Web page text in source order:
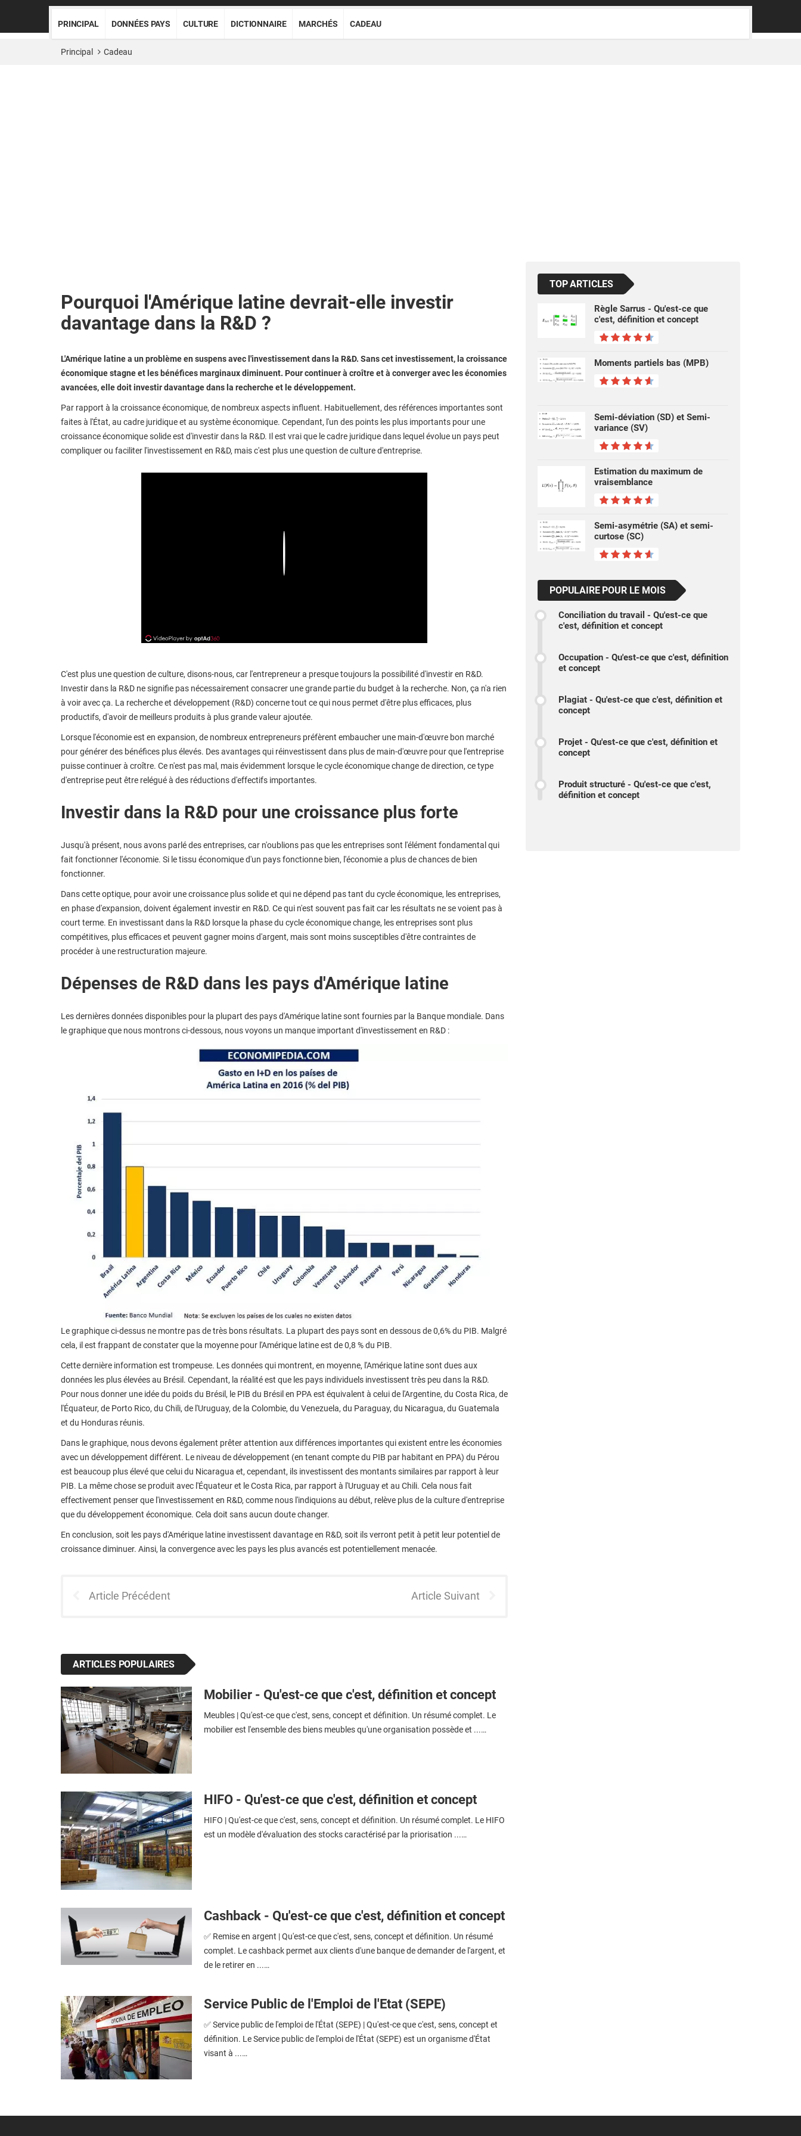
PRINCIPAL DONNÉES PAYS CULTURE DICTIONNAIRE MARCHÉS CADEAU
Principal Cadeau
Pourquoi l'Amérique latine devrait-elle investir
davantage dans la R&D ?
L'Amérique latine a un problème en suspens avec l'investissement dans la R&D. Sans cet investissement, la croissance
économique stagne et les bénéfices marginaux diminuent. Pour continuer à croître et à converger avec les économies
avancées, elle doit investir davantage dans la recherche et le développement.
Par rapport à la croissance économique, de nombreux aspects influent. Habituellement, des références importantes sont
faites à l'État, au cadre juridique et au système économique. Cependant, l'un des points les plus importants pour une
croissance économique solide est d'investir dans la R&D. Il est vrai que le cadre juridique dans lequel évolue un pays peut
compliquer ou faciliter l'investissement en R&D, mais c'est plus une question de culture d'entreprise.
C'est plus une question de culture, disons-nous, car l'entrepreneur a presque toujours la possibilité d'investir en R&D.
Investir dans la R&D ne signifie pas nécessairement consacrer une grande partie du budget à la recherche. Non, ça n'a rien
à voir avec ça. La recherche et développement (R&D) concerne tout ce qui nous permet d'être plus efficaces, plus
productifs, d'avoir de meilleurs produits à plus grande valeur ajoutée.
Lorsque l'économie est en expansion, de nombreux entrepreneurs préfèrent embaucher une main-d'œuvre bon marché
pour générer des bénéfices plus élevés. Des avantages qui réinvestissent dans plus de main-d'œuvre pour que l'entreprise
puisse continuer à croître. Ce n'est pas mal, mais évidemment lorsque le cycle économique change de direction, ce type
d'entreprise peut être relégué à des réductions d'effectifs importantes.
Investir dans la R&D pour une croissance plus forte
Jusqu'à présent, nous avons parlé des entreprises, car n'oublions pas que les entreprises sont l'élément fondamental qui
fait fonctionner l'économie. Si le tissu économique d'un pays fonctionne bien, l'économie a plus de chances de bien
fonctionner.
Dans cette optique, pour avoir une croissance plus solide et qui ne dépend pas tant du cycle économique, les entreprises,
en phase d'expansion, doivent également investir en R&D. Ce qui n'est souvent pas fait car les résultats ne se voient pas à
court terme. En investissant dans la R&D lorsque la phase du cycle économique change, les entreprises sont plus
compétitives, plus efficaces et peuvent gagner moins d'argent, mais sont moins susceptibles d'être contraintes de
procéder à une restructuration majeure.
Dépenses de R&D dans les pays d'Amérique latine
Les dernières données disponibles pour la plupart des pays d'Amérique latine sont fournies par la Banque mondiale. Dans
le graphique que nous montrons ci-dessous, nous voyons un manque important d'investissement en R&D :
Le graphique ci-dessus ne montre pas de très bons résultats. La plupart des pays sont en dessous de 0,6% du PIB. Malgré
cela, il est frappant de constater que la moyenne pour l'Amérique latine est de 0,8 % du PIB.
Cette dernière information est trompeuse. Les données qui montrent, en moyenne, l'Amérique latine sont dues aux
données les plus élevées au Brésil. Cependant, la réalité est que les pays individuels investissent très peu dans la R&D.
Pour nous donner une idée du poids du Brésil, le PIB du Brésil en PPA est équivalent à celui de l'Argentine, du Costa Rica, de
l'Équateur, de Porto Rico, du Chili, de l'Uruguay, de la Colombie, du Venezuela, du Paraguay, du Nicaragua, du Guatemala
et du Honduras réunis.
Dans le graphique, nous devons également prêter attention aux différences importantes qui existent entre les économies
avec un développement différent. Le niveau de développement (en tenant compte du PIB par habitant en PPA) du Pérou
est beaucoup plus élevé que celui du Nicaragua et, cependant, ils investissent des montants similaires par rapport à leur
PIB. La même chose se produit avec l'Équateur et le Costa Rica, par rapport à l'Uruguay et au Chili. Cela nous fait
effectivement penser que l'investissement en R&D, comme nous l'indiquions au début, relève plus de la culture d'entreprise
que du développement économique. Cela doit sans aucun doute changer.
En conclusion, soit les pays d'Amérique latine investissent davantage en R&D, soit ils verront petit à petit leur potentiel de
croissance diminuer. Ainsi, la convergence avec les pays les plus avancés est potentiellement menacée.
Article Précédent Article Suivant
ARTICLES POPULAIRES
Mobilier - Qu'est-ce que c'est, définition et concept
Meubles | Qu'est-ce que c'est, sens, concept et définition. Un résumé complet. Le
mobilier est l'ensemble des biens meubles qu'une organisation possède et ...…
HIFO - Qu'est-ce que c'est, définition et concept
HIFO | Qu'est-ce que c'est, sens, concept et définition. Un résumé complet. Le HIFO
est un modèle d'évaluation des stocks caractérisé par la priorisation ...…
Cashback - Qu'est-ce que c'est, définition et concept
✅ Remise en argent | Qu'est-ce que c'est, sens, concept et définition. Un résumé
complet. Le cashback permet aux clients d'une banque de demander de l'argent, et
de le retirer en ...…
Service Public de l'Emploi de l'Etat (SEPE)
✅ Service public de l'emploi de l'État (SEPE) | Qu'est-ce que c'est, sens, concept et
définition. Le Service public de l'emploi de l'État (SEPE) est un organisme d'État
visant à ...…
TOP ARTICLES
Règle Sarrus - Qu'est-ce que
c'est, définition et concept
Moments partiels bas (MPB)
Semi-déviation (SD) et Semi-
variance (SV)
Estimation du maximum de
vraisemblance
Semi-asymétrie (SA) et semi-
curtose (SC)
POPULAIRE POUR LE MOIS
Conciliation du travail - Qu'est-ce que
c'est, définition et concept
Occupation - Qu'est-ce que c'est, définition
et concept
Plagiat - Qu'est-ce que c'est, définition et
concept
Projet - Qu'est-ce que c'est, définition et
concept
Produit structuré - Qu'est-ce que c'est,
définition et concept